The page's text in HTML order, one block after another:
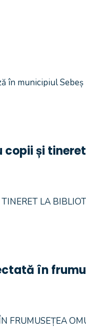
în municipiul
copii și
LA
în
FRUMUSEȚEA